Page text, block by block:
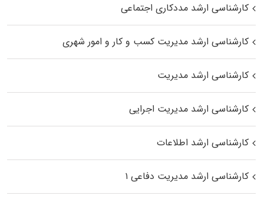
کارشناسی ارشد مددکاری اجتماعی
کارشناسی ارشد مدیریت کسب و کار و امور شهری
کارشناسی ارشد مدیریت
کارشناسی ارشد مدیریت اجرایی
کارشناسی ارشد اطلاعات
کارشناسی ارشد مدیریت دفاعی ۱